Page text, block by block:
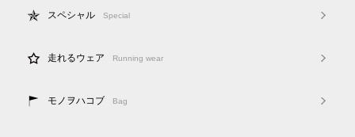
スペシャル Special
走れるウェア Running wear
モノヲハコブ Bag